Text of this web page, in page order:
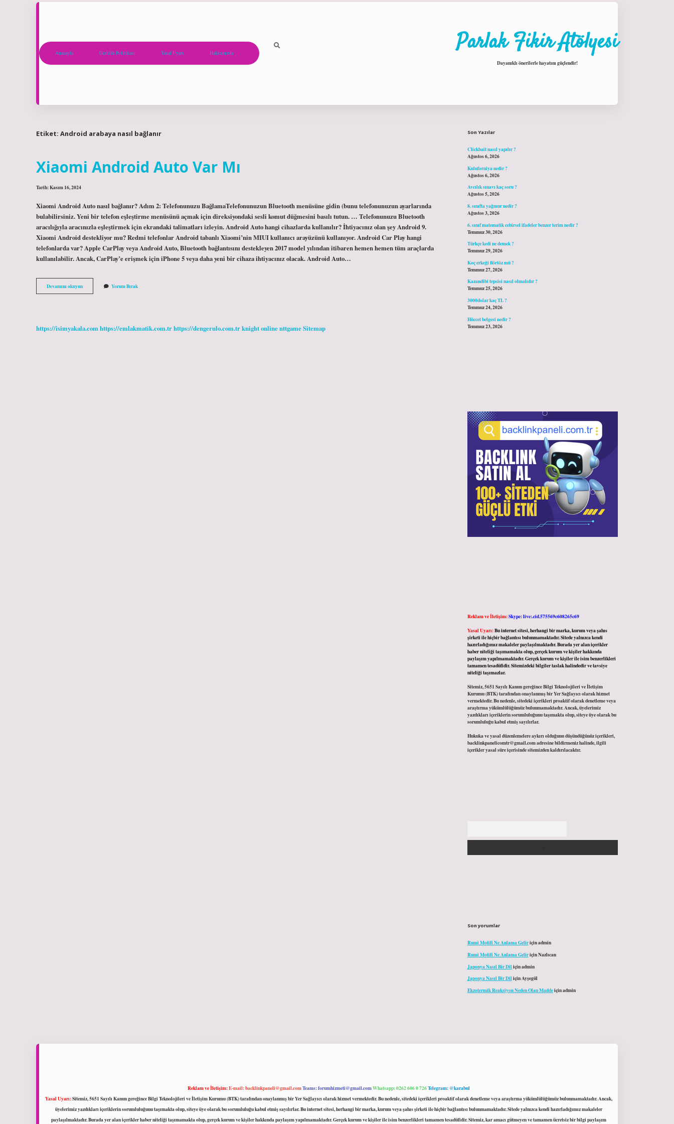
Anasayfa Gizlilik Politikası Yasal Uyarı Hakkımızda Parlak Fikir Atölyesi
Dayanıklı önerilerle hayatını güçlendir!
Etiket: Android arabaya nasıl bağlanır
Xiaomi Android Auto Var Mı
Tarih: Kasım 16, 2024
Xiaomi Android Auto nasıl bağlanır? Adım 2: Telefonunuzu BağlamaTelefonunuzun Bluetooth menüsüne gidin (bunu telefonunuzun ayarlarında
bulabilirsiniz. Yeni bir telefon eşleştirme menüsünü açmak için direksiyondaki sesli komut düğmesini basılı tutun. … Telefonunuzu Bluetooth
aracılığıyla aracınızla eşleştirmek için ekrandaki talimatları izleyin. Android Auto hangi cihazlarda kullanılır? İhtiyacınız olan şey Android 9.
Xiaomi Android destekliyor mu? Redmi telefonlar Android tabanlı Xiaomi’nin MIUI kullanıcı arayüzünü kullanıyor. Android Car Play hangi
telefonlarda var? Apple CarPlay veya Android Auto, Bluetooth bağlantısını destekleyen 2017 model yılından itibaren hemen hemen tüm araçlarda
kullanılabilir. Ancak, CarPlay’e erişmek için iPhone 5 veya daha yeni bir cihaza ihtiyacınız olacak. Android Auto…
Devamını okuyunXiaomi
Android
Yorum Bırak
https://isimyakala.comhttps://emlakmatik.com.trhttps://dengerulo.com.trknight onlinenttgameSitemap
Son Yazılar
Clickbait nasıl yapılır ?
Ağustos 6, 2026
Kuluforniya nedir ?
Ağustos 6, 2026
Avcılık sınavı kaç soru ?
Ağustos 5, 2026
8. sınıfta yağmur nedir ?
Ağustos 3, 2026
6. sınıf matematik cebirsel ifadeler benzer terim nedir ?
Temmuz 30, 2026
Türkçe kedi ne demek ?
Temmuz 29, 2026
Koç erkeği flörtöz mü ?
Temmuz 27, 2026
Kazandibi tepsisi nasıl olmalıdır ?
Temmuz 25, 2026
3000dolar kaç TL ?
Temmuz 24, 2026
Hüccet belgesi nedir ?
Temmuz 23, 2026
Reklam ve İletişim:Skype: live:.cid.575569c608265c69
Yasal Uyarı:Bu internet sitesi, herhangi bir marka, kurum veya şahıs
şirketi ile hiçbir bağlantısı bulunmamaktadır. Sitede yalnızca kendi
hazırladığımız makaleler paylaşılmaktadır. Burada yer alan içerikler
haber niteliği taşımamakta olup, gerçek kurum ve kişiler hakkında
paylaşım yapılmamaktadır. Gerçek kurum ve kişiler ile isim benzerlikleri
tamamen tesadüfidir. Sitemizdeki bilgiler taslak halindedir ve tavsiye
niteliği taşımazlar.
Sitemiz, 5651 Sayılı Kanun gereğince Bilgi Teknolojileri ve İletişim
Kurumu (BTK) tarafından onaylanmış bir Yer Sağlayıcı olarak hizmet
vermektedir. Bu nedenle, sitedeki içerikleri proaktif olarak denetleme veya
araştırma yükümlülüğümüz bulunmamaktadır. Ancak, üyelerimiz
yazdıkları içeriklerin sorumluluğunu taşımakta olup, siteye üye olarak bu
sorumluluğu kabul etmiş sayılırlar.
Hukuka ve yasal düzenlemelere aykırı olduğunu düşündüğünüz içerikleri,
backlinkpanelicomtr@gmail.comadresine bildirmeniz halinde, ilgili
içerikler yasal süre içerisinde sitemizden kaldırılacaktır.
Son yorumlar
Rumi Motifi Ne Anlama Geliriçinadmin
Rumi Motifi Ne Anlama GeliriçinNazlıcan
Japonya Nasıl Bir Dil içinadmin
Japonya Nasıl Bir DiliçinAyşegül
Ekzotermik Reaksiyon Neden Olan Maddeiçinadmin
Reklam ve İletişim:E-mail:backlinkpaneli@gmail.comTeams:forumhizmeti@gmail.comWhatsapp: 0262 606 0 726Telegram: @karabul
Yasal Uyarı:Sitemiz, 5651 Sayılı Kanun gereğince Bilgi Teknolojileri ve İletişim Kurumu (BTK) tarafından onaylanmış bir Yer Sağlayıcı olarak hizmet vermektedir. Bu nedenle, sitedeki içerikleri proaktif olarak denetleme veya araştırma yükümlülüğümüz bulunmamaktadır. Ancak,
üyelerimiz yazdıkları içeriklerin sorumluluğunu taşımakta olup, siteye üye olarak bu sorumluluğu kabul etmiş sayılırlar. Bu internet sitesi, herhangi bir marka, kurum veya şahıs şirketi ile hiçbir bağlantısı bulunmamaktadır. Sitede yalnızca kendi hazırladığımız makaleler
paylaşılmaktadır. Burada yer alan içerikler haber niteliği taşımamakta olup, gerçek kurum ve kişiler hakkında paylaşım yapılmamaktadır. Gerçek kurum ve kişiler ile isim benzerlikleri tamamen tesadüfidir. Sitemiz, kar amacı gütmeyen ve tamamen ücretsiz bir bilgi paylaşım